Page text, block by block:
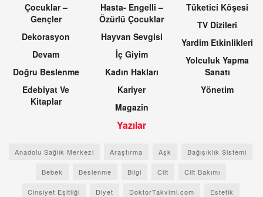
Çocuklar –
Gençler
Dekorasyon
Devam
Doğru Beslenme
Edebiyat Ve
Kitaplar
Hasta- Engelli –
Özürlü Çocuklar
Hayvan Sevgisi
İç Giyim
Kadın Hakları
Kariyer
Magazin
Tüketici Köşesi
TV Dizileri
Yardim Etkinlikleri
Yolculuk Yapma
Sanatı
Yönetim
Yazılar
Anadolu Sağlık Merkezi Araştırma Aşk Bağışıklık Sistemi
Bebek Beslenme Bilgi Cilt Cilt Bakımı
Cinsiyet Eşitliği Diyet DoktorTakvimi.com Estetik